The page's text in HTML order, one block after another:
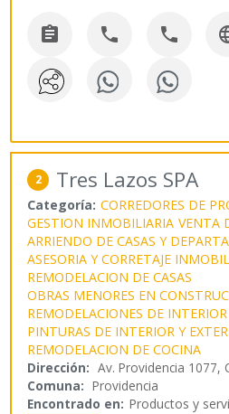
  
2 Tres Lazos SPA
Categoría: CORREDORES DE
GESTION INMOBILIARIA VENTA
ARRIENDO DE CASAS Y
ASESORIA Y CORRETAJE
REMODELACION DE CASAS
OBRAS MENORES EN
REMODELACIONES DE INTERIOR
PINTURAS DE INTERIOR Y
REMODELACION DE COCINA
Dirección: Av. Providencia 1077,
Comuna: Providencia
Encontrado en: Productos y